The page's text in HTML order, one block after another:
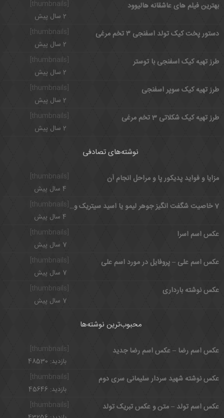
بهترین فیلم های عاشقانه هالیوود
2 سال پیش
[thumbnails]
دستور پخت کیک تولد اسفنجی ۳ تخم مرغی
2 سال پیش
طرز تهیه کیک اسفنجی با توستر
2 سال پیش
[thumbnails]
طرز تهیه کیک سوپر اسفنجی
2 سال پیش
طرز تهیه کیک شکلاتی 3 تخم مرغی
2 سال پیش
نوشته‌های تصادفی
[thumbnails] مزایا و فواید پدیکور پا و مراحل انجام آن
4 سال پیش
7 خاصیت شگفت انگیز جوهر لیمو یا اسید سیتریک و مضرات آن
4 سال پیش
[thumbnails]
عکس اسم اسرا
7 سال پیش
عکس اسم علی – پروفایل در مورد اسم علی
7 سال پیش
عکس نوشته بارداری
7 سال پیش
محبوب‌ترین نوشته‌ها
عکس اسم رضا – عکس اسم رضا جدید
بازدید: 48530
[thumbnails]
عکس نوشته شهید سردار سلیمانی سری دوم
بازدید: 45646
عکس اسم تولد – متن و عکس تبریک تولد